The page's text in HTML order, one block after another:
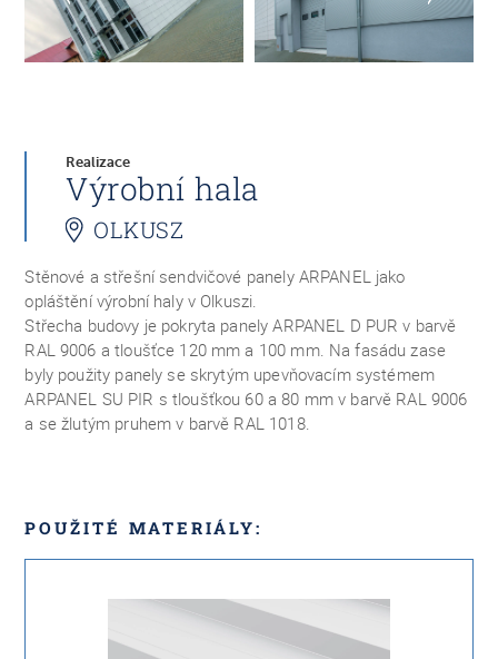
Realizace
Výrobní hala
OLKUSZ
Stěnové a střešní sendvičové panely ARPANEL jako
opláštění výrobní haly v Olkuszi.
Střecha budovy je pokryta panely ARPANEL D PUR v barvě
RAL 9006 a tloušťce 120 mm a 100 mm. Na fasádu zase
byly použity panely se skrytým upevňovacím systémem
ARPANEL SU PIR s tloušťkou 60 a 80 mm v barvě RAL 9006
a se žlutým pruhem v barvě RAL 1018.
POUŽITÉ MATERIÁLY: